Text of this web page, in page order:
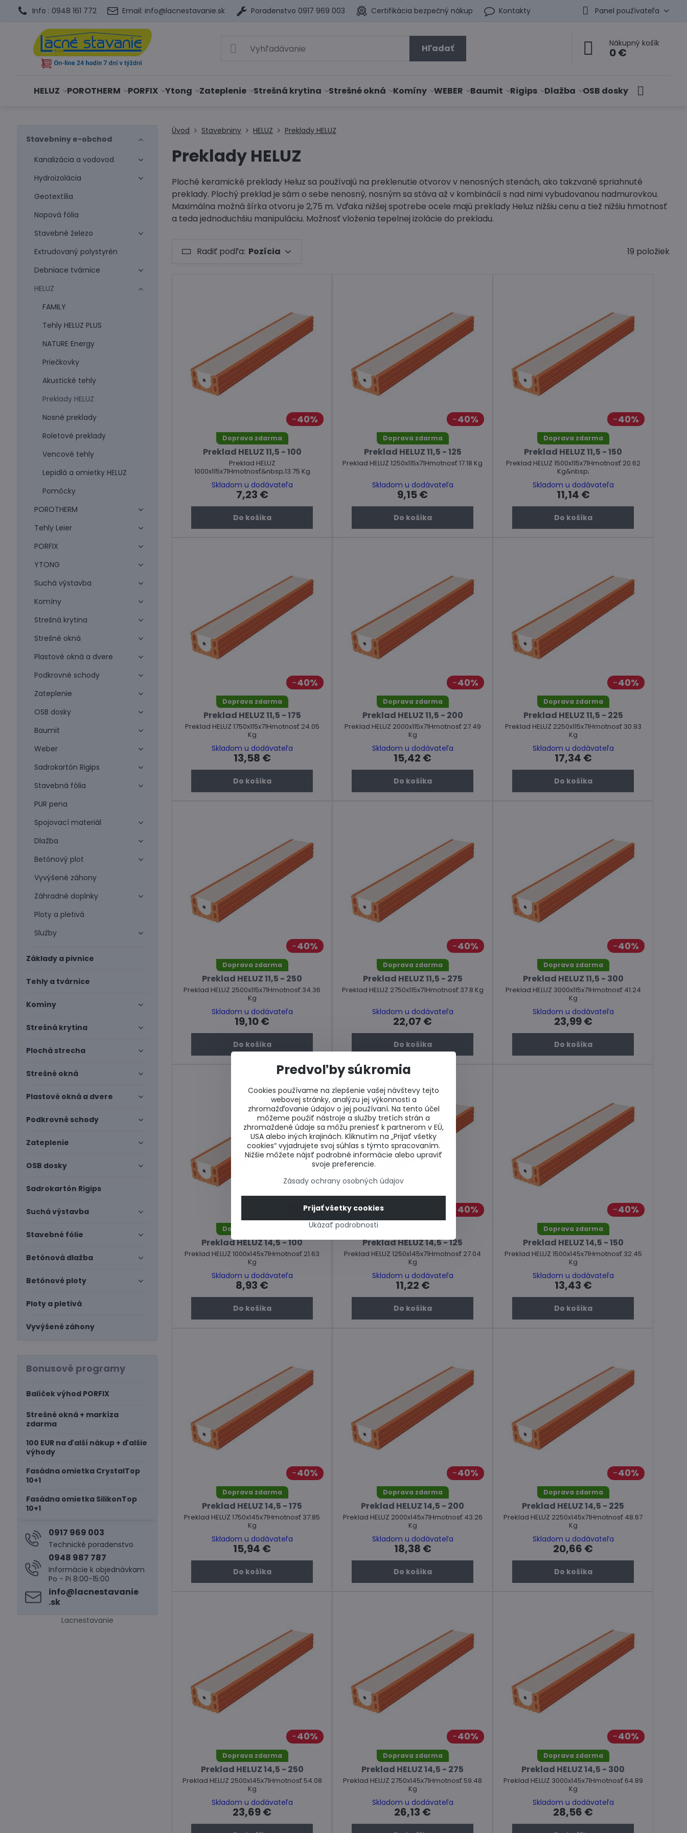
Info : 0948 161 772 Email: info@lacnestavanie.sk Poradenstvo 0917 969 003 Certifikácia bezpečný nákup Kontakty Panel používateľa
Hľadať Nákupný košík
0 €
HELUZ POROTHERM PORFIX Ytong Zateplenie Strešná krytina Strešné okná Komíny WEBER Baumit Rigips Dlažba OSB dosky
Úvod Stavebniny HELUZ Preklady HELUZ
Preklady HELUZ
Ploché keramické preklady Heluz sa používajú na preklenutie otvorov v nenosných stenách, ako takzvané spriahnuté
preklady. Plochý preklad je sám o sebe nenosný, nosným sa stáva až v kombinácií s nad nimi vybudovanou nadmurovkou.
Maximálna možná šírka otvoru je 2,75 m. Vďaka nižšej spotrebe ocele majú preklady Heluz nižšiu cenu a tiež nižšiu hmotnosť
a teda jednoduchšiu manipuláciu. Možnosť vloženia tepelnej izolácie do prekladu.
Radiť podľa: Pozícia 19 položiek
40%
Doprava zdarma
Preklad HELUZ 11,5 - 100
Preklad HELUZ
1000x115x71Hmotnosť&nbsp;13.75 Kg
Skladom u dodávateľa
7,23 €
Do košíka
40%
Doprava zdarma
Preklad HELUZ 11,5 - 125
Preklad HELUZ 1250x115x71Hmotnosť 17.18 Kg
Skladom u dodávateľa
9,15 €
Do košíka
40%
Doprava zdarma
Preklad HELUZ 11,5 - 150
Preklad HELUZ 1500x115x71Hmotnosť 20.62
Kg&nbsp;
Skladom u dodávateľa
11,14 €
Do košíka
40%
Doprava zdarma
Preklad HELUZ 11,5 - 175
Preklad HELUZ 1750x115x71Hmotnosť 24.05
Kg
Skladom u dodávateľa
13,58 €
Do košíka
40%
Doprava zdarma
Preklad HELUZ 11,5 - 200
Preklad HELUZ 2000x115x71Hmotnosť 27.49
Kg
Skladom u dodávateľa
15,42 €
Do košíka
40%
Doprava zdarma
Preklad HELUZ 11,5 - 225
Preklad HELUZ 2250x115x71Hmotnosť 30.93
Kg
Skladom u dodávateľa
17,34 €
Do košíka
40%
Doprava zdarma
Preklad HELUZ 11,5 - 250
Preklad HELUZ 2500x115x71Hmotnosť 34.36
Kg
Skladom u dodávateľa
19,10 €
Do košíka
40%
Doprava zdarma
Preklad HELUZ 11,5 - 275
Preklad HELUZ 2750x115x71Hmotnosť 37.8 Kg
Skladom u dodávateľa
22,07 €
Do košíka
40%
Doprava zdarma
Preklad HELUZ 11,5 - 300
Preklad HELUZ 3000x115x71Hmotnosť 41.24
Kg
Skladom u dodávateľa
23,99 €
Do košíka
40%
Doprava zdarma
Preklad HELUZ 14,5 - 100
Preklad HELUZ 1000x145x71Hmotnosť 21.63
Kg
Skladom u dodávateľa
8,93 €
Do košíka
40%
Preklad HELUZ 14,5 - 125
Preklad HELUZ 1250x145x71Hmotnosť 27.04
Kg
Skladom u dodávateľa
11,22 €
Do košíka
40%
Doprava zdarma
Preklad HELUZ 14,5 - 150
Preklad HELUZ 1500x145x71Hmotnosť 32.45
Kg
Skladom u dodávateľa
13,43 €
Do košíka
40%
Doprava zdarma
Preklad HELUZ 14,5 - 175
Preklad HELUZ 1750x145x71Hmotnosť 37.85
Kg
Skladom u dodávateľa
15,94 €
Do košíka
40%
Doprava zdarma
Preklad HELUZ 14,5 - 200
Preklad HELUZ 2000x145x71Hmotnosť 43.26
Kg
Skladom u dodávateľa
18,38 €
Do košíka
40%
Doprava zdarma
Preklad HELUZ 14,5 - 225
Preklad HELUZ 2250x145x71Hmotnosť 48.67
Kg
Skladom u dodávateľa
20,66 €
Do košíka
40%
Doprava zdarma
Preklad HELUZ 14,5 - 250
Preklad HELUZ 2500x145x71Hmotnosť 54.08
Kg
Skladom u dodávateľa
23,69 €
40%
Doprava zdarma
Preklad HELUZ 14,5 - 275
Preklad HELUZ 2750x145x71Hmotnosť 59.48
Kg
Skladom u dodávateľa
26,13 €
40%
Doprava zdarma
Preklad HELUZ 14,5 - 300
Preklad HELUZ 3000x145x71Hmotnosť 64.89
Kg
Skladom u dodávateľa
28,56 €
0917 969 003
Technické poradenstvo
0948 987 787
Informácie k objednávkam
Po - Pi 8:00-15:00
info​@lacnestavanie​
.sk
Stavebniny e-obchod
Kanalizácia a vodovod
Hydroizolácia
Geotextília
Nopová fólia
Stavebné železo
Extrudovaný polystyrén
Debniace tvárnice
HELUZ
FAMILY
Tehly HELUZ PLUS
NATURE Energy
Priečkovky
Akustické tehly
Preklady HELUZ
Nosné preklady
Roletové preklady
Vencové tehly
Lepidlá a omietky HELUZ
Pomôcky
POROTHERM
Tehly Leier
PORFIX
YTONG
Suchá výstavba
Komíny
Strešná krytina
Strešné okná
Plastové okná a dvere
Podkrovné schody
Zateplenie
OSB dosky
Baumit
Weber
Sadrokartón Rigips
Stavebná fólia
PUR pena
Spojovací materiál
Dlažba
Betónový plot
Vyvýšené záhony
Záhradné doplnky
Ploty a pletivá
Služby
Základy a pivnice
Tehly a tvárnice
Komíny
Strešná krytina
Plochá strecha
Strešné okná
Plastové okná a dvere
Podkrovné schody
Zateplenie
OSB dosky
Sadrokartón Rigips
Suchá výstavba
Stavebné fólie
Betónová dlažba
Betónové ploty
Ploty a pletivá
Vyvýšené záhony
Bonusové programy
Balíček výhod PORFIX
Strešné okná + markíza
zdarma
100 EUR na ďalší nákup + ďalšie
výhody
Fasádna omietka CrystalTop
10+1
Fasádna omietka SilikonTop
10+1
Lacnestavanie
Predvoľby súkromia
Cookies používame na zlepšenie vašej návštevy tejto
webovej stránky, analýzu jej výkonnosti a
zhromažďovanie údajov o jej používaní. Na tento účel
môžeme použiť nástroje a služby tretích strán a
zhromaždené údaje sa môžu preniesť k partnerom v EÚ,
USA alebo iných krajinách. Kliknutím na „Prijať všetky
cookies“ vyjadrujete svoj súhlas s týmto spracovaním.
Nižšie môžete nájsť podrobné informácie alebo upraviť
svoje preferencie.
Zásady ochrany osobných údajov
Ukázať podrobnosti
Prijať všetky cookies